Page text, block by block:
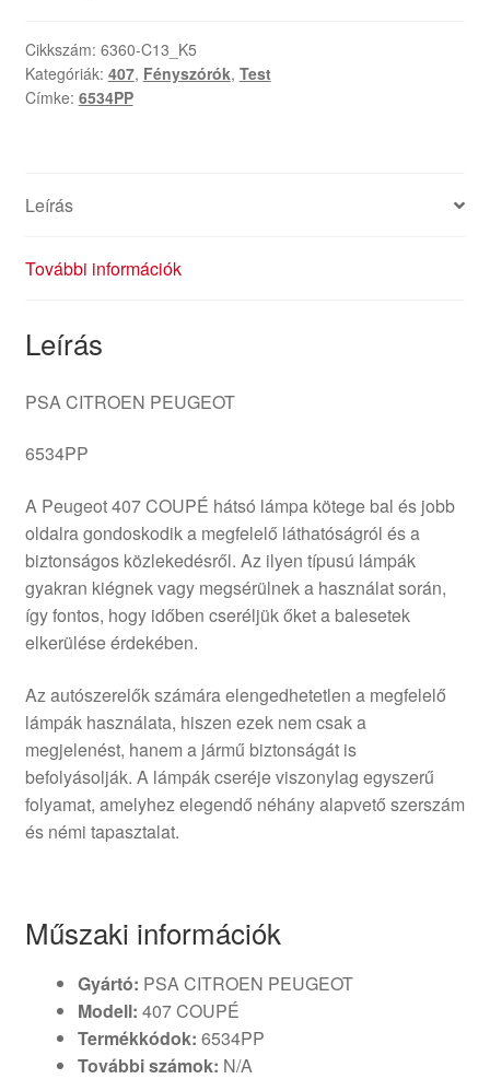
Cikkszám: 6360-C13_K5
Kategóriák: 407, Fényszórók, Test
Címke: 6534PP
Leírás
További információk
Leírás
PSA CITROEN PEUGEOT
6534PP
A Peugeot 407 COUPÉ hátsó lámpa kötege bal és jobb
oldalra gondoskodik a megfelelő láthatóságról és a
biztonságos közlekedésről. Az ilyen típusú lámpák
gyakran kiégnek vagy megsérülnek a használat során,
így fontos, hogy időben cseréljük őket a balesetek
elkerülése érdekében.
Az autószerelők számára elengedhetetlen a megfelelő
lámpák használata, hiszen ezek nem csak a
megjelenést, hanem a jármű biztonságát is
befolyásolják. A lámpák cseréje viszonylag egyszerű
folyamat, amelyhez elegendő néhány alapvető szerszám
és némi tapasztalat.
Műszaki információk
Gyártó: PSA CITROEN PEUGEOT
Modell: 407 COUPÉ
Termékkódok: 6534PP
További számok: N/A